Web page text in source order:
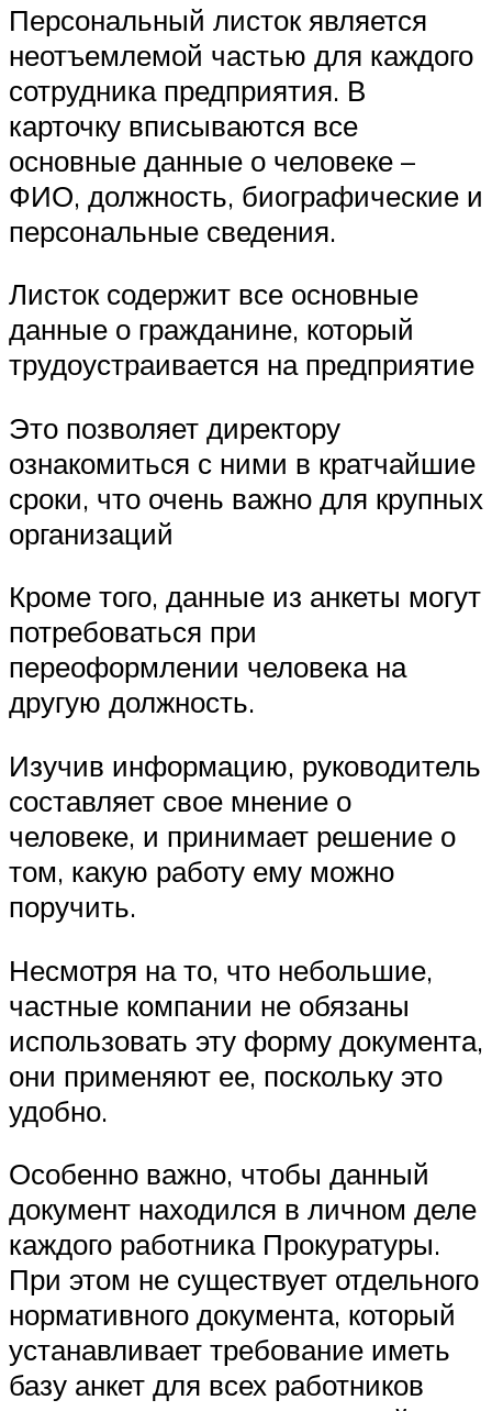
Персональный листок является
неотъемлемой частью для каждого
сотрудника предприятия. В
карточку вписываются все
основные данные о человеке –
ФИО, должность, биографические и
персональные сведения.
Листок содержит все основные
данные о гражданине, который
трудоустраивается на предприятие
Это позволяет директору
ознакомиться с ними в кратчайшие
сроки, что очень важно для крупных
организаций
Кроме того, данные из анкеты могут
потребоваться при
переоформлении человека на
другую должность.
Изучив информацию, руководитель
составляет свое мнение о
человеке, и принимает решение о
том, какую работу ему можно
поручить.
Несмотря на то, что небольшие,
частные компании не обязаны
использовать эту форму документа,
они применяют ее, поскольку это
удобно.
Особенно важно, чтобы данный
документ находился в личном деле
каждого работника Прокуратуры.
При этом не существует отдельного
нормативного документа, который
устанавливает требование иметь
базу анкет для всех работников